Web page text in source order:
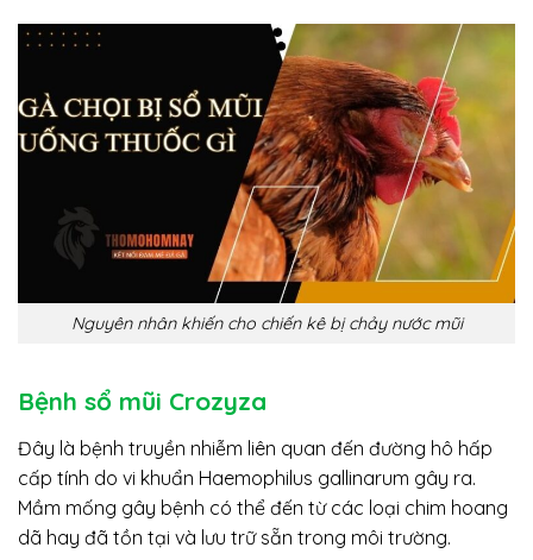
Nguyên nhân khiến cho chiến kê bị chảy nước mũi
Bệnh sổ mũi Crozyza
Đây là bệnh truyền nhiễm liên quan đến đường hô hấp
cấp tính do vi khuẩn Haemophilus gallinarum gây ra.
Mầm mống gây bệnh có thể đến từ các loại chim hoang
dã hay đã tồn tại và lưu trữ sẵn trong môi trường.